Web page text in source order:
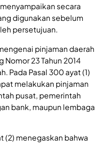
secara
digunakan sebelum
persetujuan.
pinjaman daerah
23 Tahun 2014
Pada Pasal 300 ayat (1)
melakukan pinjaman
pusat, pemerintah
bank, maupun lembaga
(2) menegaskan bahwa